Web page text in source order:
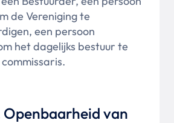
de Vereniging te
een persoon
het dagelijks bestuur te
van